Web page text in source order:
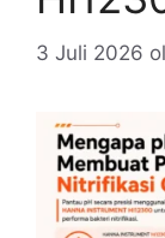
3 Juli 2026